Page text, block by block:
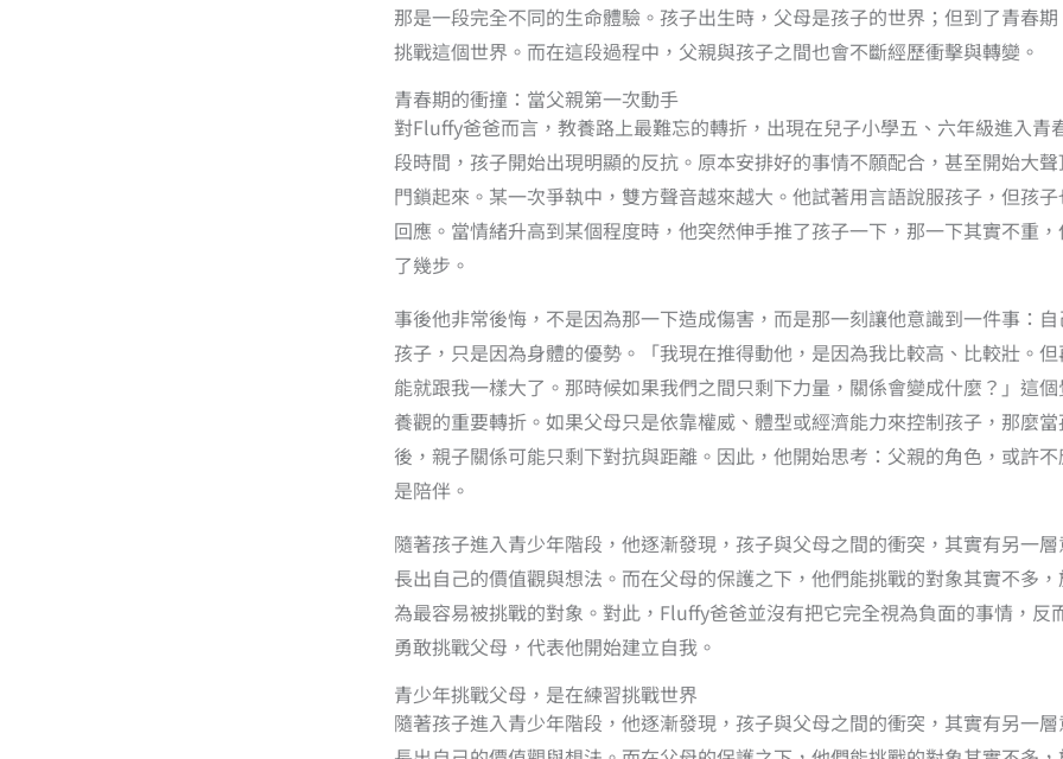
那是一段完全不同的生命體驗。孩子出生時，父母是孩子的世界；但到了青春
挑戰這個世界。而在這段過程中，父親與孩子之間也會不斷經歷衝擊與轉變。
青春期的衝撞：當父親第一次動手
對Fluffy爸爸而言，教養路上最難忘的轉折，出現在兒子小學五、六年級進入青
段時間，孩子開始出現明顯的反抗。原本安排好的事情不願配合，甚至開始大
門鎖起來。某一次爭執中，雙方聲音越來越大。他試著用言語說服孩子，但孩
回應。當情緒升高到某個程度時，他突然伸手推了孩子一下，那一下其實不重
了幾步。
事後他非常後悔，不是因為那一下造成傷害，而是那一刻讓他意識到一件事：
孩子，只是因為身體的優勢。「我現在推得動他，是因為我比較高、比較壯。
能就跟我一樣大了。那時候如果我們之間只剩下力量，關係會變成什麼？」這
養觀的重要轉折。如果父母只是依靠權威、體型或經濟能力來控制孩子，那麼
後，親子關係可能只剩下對抗與距離。因此，他開始思考：父親的角色，或許
是陪伴。
隨著孩子進入青少年階段，他逐漸發現，孩子與父母之間的衝突，其實有另一
長出自己的價值觀與想法。而在父母的保護之下，他們能挑戰的對象其實不多
為最容易被挑戰的對象。對此，Fluffy爸爸並沒有把它完全視為負面的事情，反
勇敢挑戰父母，代表他開始建立自我。
青少年挑戰父母，是在練習挑戰世界
隨著孩子進入青少年階段，他逐漸發現，孩子與父母之間的衝突，其實有另一